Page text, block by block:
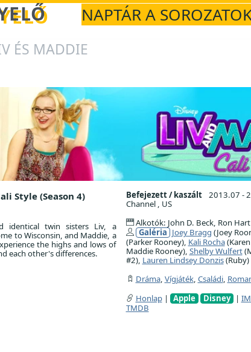
NAPTÁR A
ÉS MADDIE
Style (Season 4)
identical twin sisters Liv, a
to Wisconsin, and Maddie, a
the highs and lows of
each other's differences.
Befejezett / kaszált 2013.07 -
Channel , US
Alkotók: John D. Beck, Ron Hart
Galéria Joey Bragg (Joey
(Parker Rooney), Kali Rocha
Maddie Rooney), Shelby Wulfert
#2), Lauren Lindsey Donzis(Ruby)
Dráma, Vígjáték, Családi,
Honlap| Apple Disney |
TMDB